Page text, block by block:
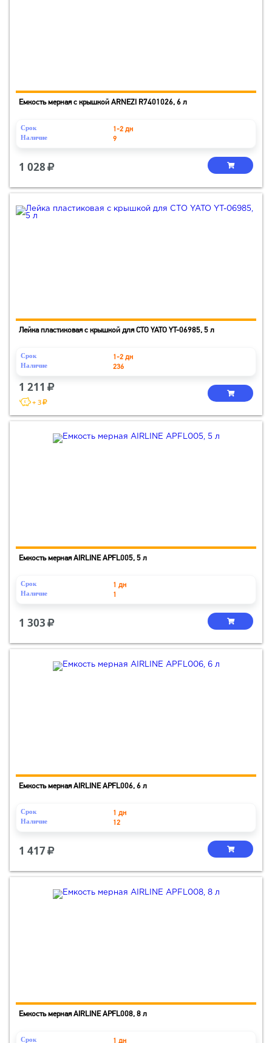
Емкость мерная с крышкой ARNEZI R7401026, 6 л
Срок 1-2 дн
Наличие 9
1 028
Лейка пластиковая с крышкой для СТО YATO YT-06985, 5 л
Срок 1-2 дн
Наличие 236
1 211
+ 3
Емкость мерная AIRLINE APFL005, 5 л
Срок 1 дн
Наличие 1
1 303
Емкость мерная AIRLINE APFL006, 6 л
Срок 1 дн
Наличие 12
1 417
Емкость мерная AIRLINE APFL008, 8 л
Срок 1 дн